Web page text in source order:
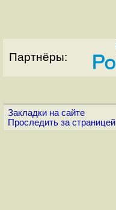
Партнёры:
Закладки на сайте
Проследить за страницей